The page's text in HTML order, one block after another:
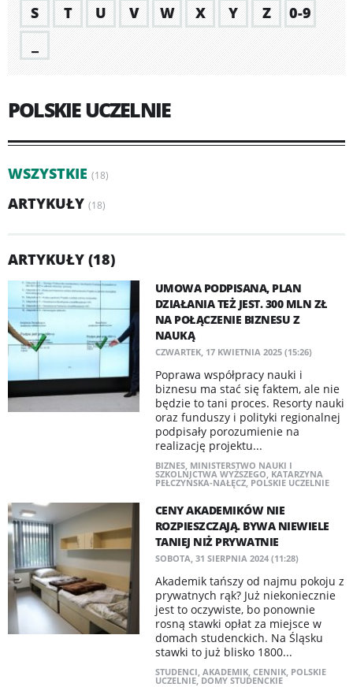
S
T U V W X Y Z
0-9
POLSKIE UCZELNIE
WSZYSTKIE (18)
ARTYKUŁY (18)
ARTYKUŁY (18)
UMOWA PODPISANA, PLAN
DZIAŁANIA TEŻ JEST. 300 MLN ZŁ
NA POŁĄCZENIE BIZNESU Z
NAUKĄ
CZWARTEK, 17 KWIETNIA 2025 (15:26)
Poprawa współpracy nauki i
biznesu ma stać się faktem, ale nie
będzie to tani proces. Resorty nauki
oraz funduszy i polityki regionalnej
podpisały porozumienie na
realizację projektu...
BIZNES, MINISTERSTWO NAUKI I
SZKOLNICTWA WYŻSZEGO, KATARZYNA
PEŁCZYŃSKA-NAŁĘCZ, POLSKIE UCZELNIE
CENY AKADEMIKÓW NIE
ROZPIESZCZAJĄ. BYWA NIEWIELE
TANIEJ NIŻ PRYWATNIE
SOBOTA, 31 SIERPNIA 2024 (11:28)
Akademik tańszy od najmu pokoju z
prywatnych rąk? Już niekoniecznie
jest to oczywiste, bo ponownie
rosną stawki opłat za miejsce w
domach studenckich. Na Śląsku
stawki to już blisko 1800...
STUDENCI, AKADEMIK, CENNIK, POLSKIE
UCZELNIE, DOMY STUDENCKIE